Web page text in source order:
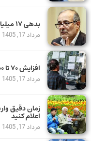
بدهی ١٧ میلیارد دلاری شرکت نفت به صندوق توسعه
مرداد 17, 1405
افزایش ۷۰ تا ۱۰۰ درصدی اجاره‌بها در تهران
مرداد 17, 1405
اعلام کنید
مرداد 17, 1405